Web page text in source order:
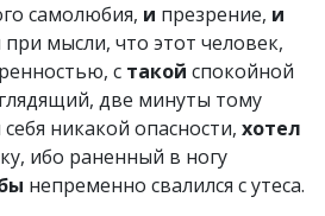
самолюбия, и презрение, и
мысли, что этот человек,
с такой спокойной
две минуты тому
никакой опасности, хотел
ибо раненный в ногу
непременно свалился с утеса.